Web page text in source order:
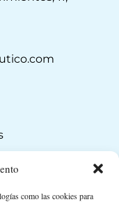
como las cookies para